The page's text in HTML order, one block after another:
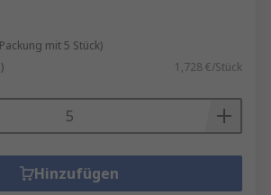
mit 5 Stück)
1,728 €/Stück
Hinzufügen